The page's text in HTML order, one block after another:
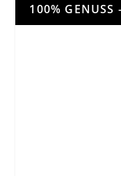
100% GENUSS